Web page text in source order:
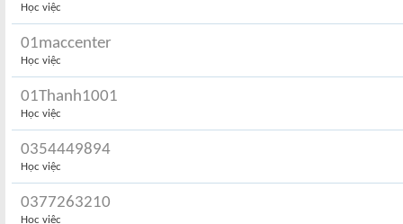
Học việc
01maccenter
Học việc
01Thanh1001
Học việc
0354449894
Học việc
0377263210
Học việc